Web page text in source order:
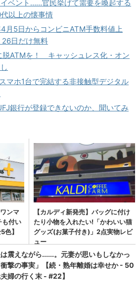
イベント……官民挙げて需要を喚起する
以上の懐事情
月5日からコンビニATM手数料値上
日だけ無料
脱ATMを！ キャッシュレス化・オン
マホ1台で完結する非接触型デジタル
銀行が登録できないのか、聞いてみ